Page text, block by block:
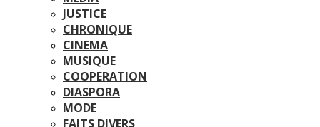
JUSTICE
CHRONIQUE
CINEMA
MUSIQUE
COOPERATION
DIASPORA
MODE
FAITS DIVERS